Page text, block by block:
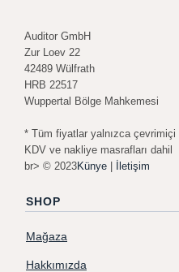
Auditor GmbH
Zur Loev 22
42489 Wülfrath
HRB 22517
Wuppertal Bölge Mahkemesi
* Tüm fiyatlar yalnızca
KDV ve nakliye masrafları dahil
br> © 2023Künye | İletişim
SHOP
Mağaza
Hakkımızda